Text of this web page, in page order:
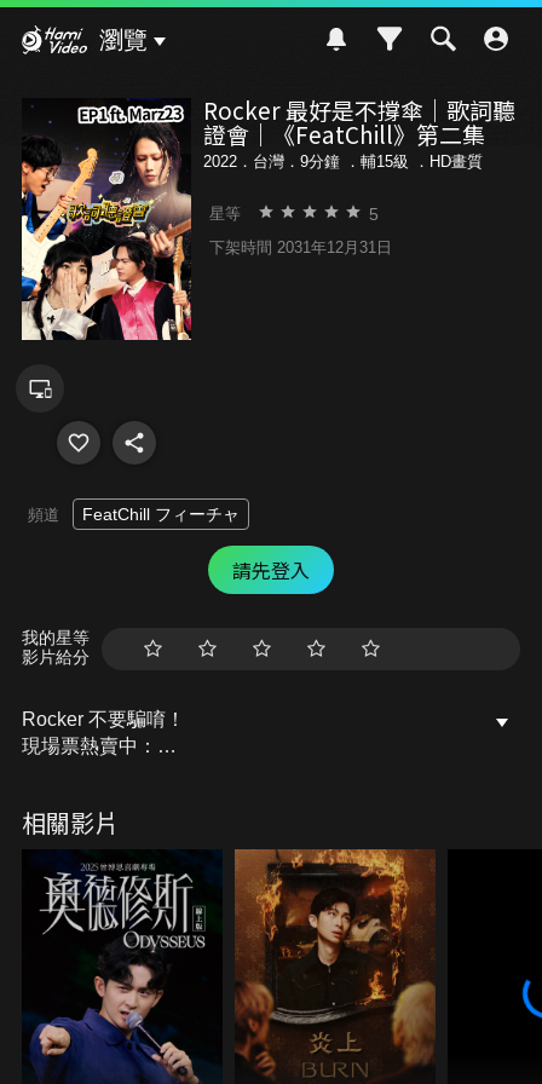
瀏覽
Rocker 最好是不撐傘｜歌詞聽
證會｜《FeatChill》第二集
2022．台灣．9分鐘 ． 輔15級 ．HD畫質
星等 5
下架時間 2031年12月31日
頻道 FeatChill フィーチャ
請先登入
我的星等
影片給分
Rocker 不要騙唷！
現場票熱賣中：
盧廣仲
｜控方｜
檢察官 喬瑟夫
被告人 Marz23、律師 黑嘉嘉
﹏﹏﹏﹏﹏﹏﹏﹏﹏﹏﹏﹏
喬瑟夫 盧廣仲 黑嘉嘉
首次攜手挑戰日式綜藝節目
相關影片